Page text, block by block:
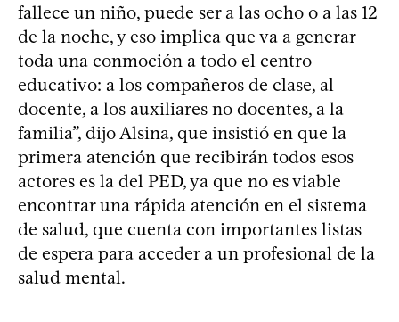
fallece un niño, puede ser a las ocho o a las 12
de la noche, y eso implica que va a generar
toda una conmoción a todo el centro
educativo: a los compañeros de clase, al
docente, a los auxiliares no docentes, a la
familia”, dijo Alsina, que insistió en que la
primera atención que recibirán todos esos
actores es la del PED, ya que no es viable
encontrar una rápida atención en el sistema
de salud, que cuenta con importantes listas
de espera para acceder a un profesional de la
salud mental.